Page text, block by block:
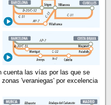
cuenta las vías por las que se
'veraniegas' por excelencia